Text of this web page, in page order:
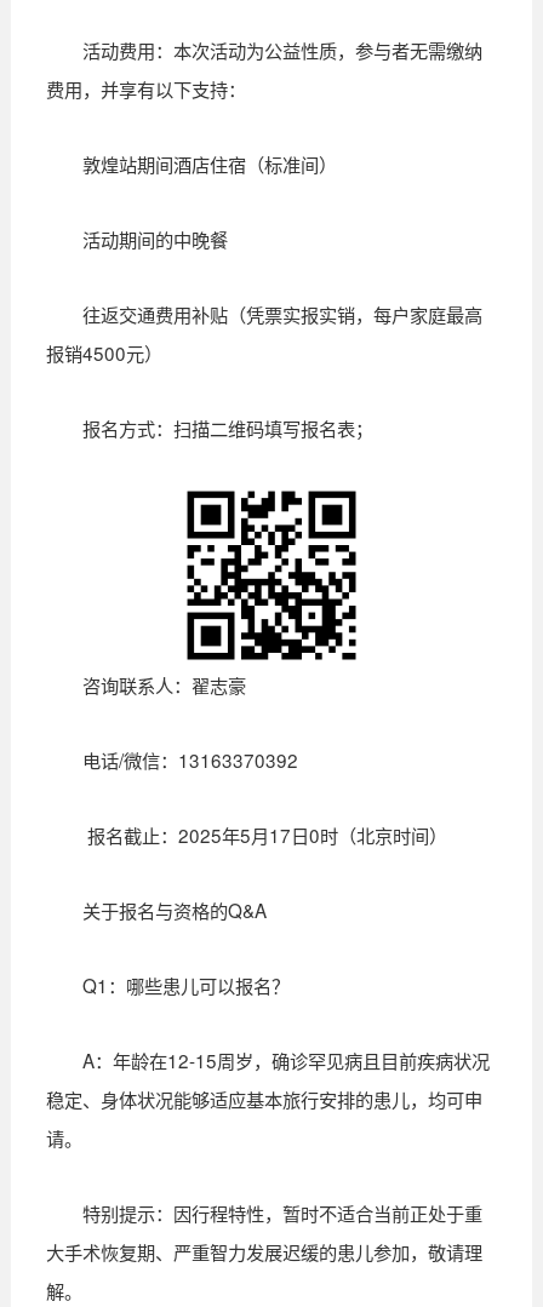
活动费用：本次活动为公益性质，参与者无需缴纳
费用，并享有以下支持：
敦煌站期间酒店住宿（标准间）
活动期间的中晚餐
往返交通费用补贴（凭票实报实销，每户家庭最高
报销4500元）
报名方式：扫描二维码填写报名表；
咨询联系人：翟志豪
电话/微信：13163370392
报名截止：2025年5月17日0时（北京时间）
关于报名与资格的Q&A
Q1：哪些患儿可以报名？
A：年龄在12-15周岁，确诊罕见病且目前疾病状况
稳定、身体状况能够适应基本旅行安排的患儿，均可申
请。
特别提示：因行程特性，暂时不适合当前正处于重
大手术恢复期、严重智力发展迟缓的患儿参加，敬请理
解。